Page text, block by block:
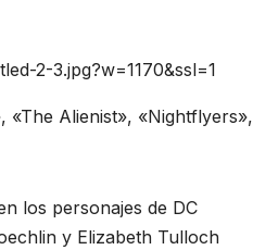
2-3.jpg?w=1170&ssl=1
Alienist», «Nightflyers»,
los personajes de DC
y Elizabeth Tulloch